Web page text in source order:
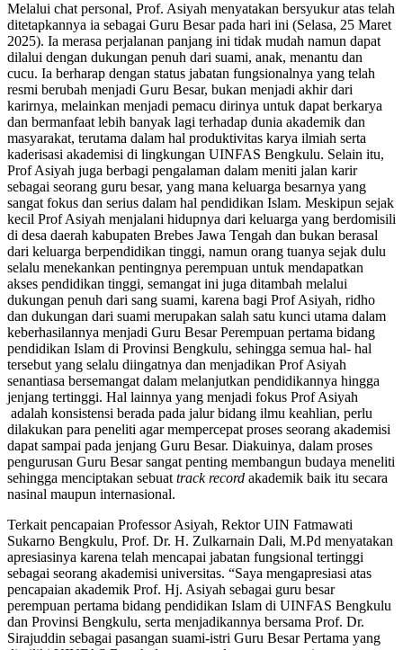
Melalui chat personal, Prof. Asiyah menyatakan bersyukur atas telah
ditetapkannya ia sebagai Guru Besar pada hari ini (Selasa, 25 Maret
2025). Ia merasa perjalanan panjang ini tidak mudah namun dapat
dilalui dengan dukungan penuh dari suami, anak, menantu dan
cucu. Ia berharap dengan status jabatan fungsionalnya yang telah
resmi berubah menjadi Guru Besar, bukan menjadi akhir dari
karirnya, melainkan menjadi pemacu dirinya untuk dapat berkarya
dan bermanfaat lebih banyak lagi terhadap dunia akademik dan
masyarakat, terutama dalam hal produktivitas karya ilmiah serta
kaderisasi akademisi di lingkungan UINFAS Bengkulu. Selain itu,
Prof Asiyah juga berbagi pengalaman dalam meniti jalan karir
sebagai seorang guru besar, yang mana keluarga besarnya yang
sangat fokus dan serius dalam hal pendidikan Islam. Meskipun sejak
kecil Prof Asiyah menjalani hidupnya dari keluarga yang berdomisili
di desa daerah kabupaten Brebes Jawa Tengah dan bukan berasal
dari keluarga berpendidikan tinggi, namun orang tuanya sejak dulu
selalu menekankan pentingnya perempuan untuk mendapatkan
akses pendidikan tinggi, semangat ini juga ditambah melalui
dukungan penuh dari sang suami, karena bagi Prof Asiyah, ridho
dan dukungan dari suami merupakan salah satu kunci utama dalam
keberhasilannya menjadi Guru Besar Perempuan pertama bidang
pendidikan Islam di Provinsi Bengkulu, sehingga semua hal- hal
tersebut yang selalu diingatnya dan menjadikan Prof Asiyah
senantiasa bersemangat dalam melanjutkan pendidikannya hingga
jenjang tertinggi. Hal lainnya yang menjadi fokus Prof Asiyah
adalah konsistensi berada pada jalur bidang ilmu keahlian, perlu
dilakukan para peneliti agar mempercepat proses seorang akademisi
dapat sampai pada jenjang Guru Besar. Diakuinya, dalam proses
pengurusan Guru Besar sangat penting membangun budaya meneliti
sehingga menciptakan sebuattrack record akademik baik itu secara
nasinal maupun internasional.
Terkait pencapaian Professor Asiyah, Rektor UIN Fatmawati
Sukarno Bengkulu, Prof. Dr. H. Zulkarnain Dali, M.Pd menyatakan
apresiasinya karena telah mencapai jabatan fungsional tertinggi
sebagai seorang akademisi universitas. “Saya mengapresiasi atas
pencapaian akademik Prof. Hj. Asiyah sebagai guru besar
perempuan pertama bidang pendidikan Islam di UINFAS Bengkulu
dan Provinsi Bengkulu, serta menjadikannya bersama Prof. Dr.
Sirajuddin sebagai pasangan suami-istri Guru Besar Pertama yang